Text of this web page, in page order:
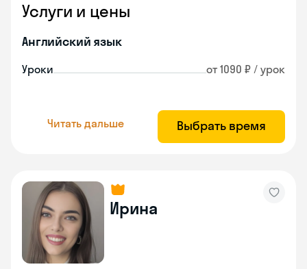
Услуги и цены
Английский язык
Уроки от 1090 ₽ / урок
Читать дальше Выбрать время
Ирина